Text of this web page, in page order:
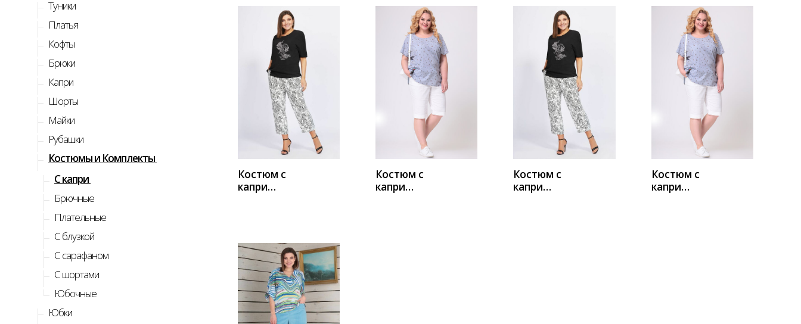
Туники
Платья
Кофты
Брюки
Капри
Шорты
Майки
Рубашки
Костюмы и Комплекты
C капри
Брючные
Плательные
С блузкой
С сарафаном
С шортами
Юбочные
Юбки
Костюм с
капри
КУПИТЬ
Костюм с
капри
Костюм с
капри
КУПИТЬ
Костюм с
капри